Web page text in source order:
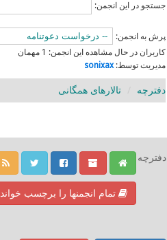
جستجو در این انجمن:
پرش به انجمن:
کاربران در حال مشاهده این انجمن: 1 مهمان
مدیریت توسط:sonixax
دفترچه تالارهای همگانی
دفترچه
تمام انجمنها را برچسب